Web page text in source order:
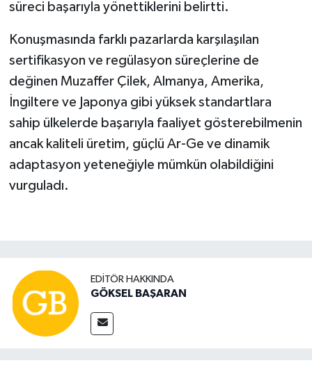
süreci başarıyla yönettiklerini belirtti.
Konuşmasında farklı pazarlarda karşılaşılan
sertifikasyon ve regülasyon süreçlerine de
değinen Muzaffer Çilek, Almanya, Amerika,
İngiltere ve Japonya gibi yüksek standartlara
sahip ülkelerde başarıyla faaliyet gösterebilmenin
ancak kaliteli üretim, güçlü Ar-Ge ve dinamik
adaptasyon yeteneğiyle mümkün olabildiğini
vurguladı.
EDITÖR HAKKINDA
GÖKSEL BAŞARAN